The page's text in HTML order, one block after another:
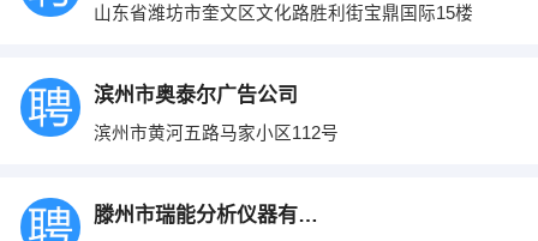
山东省潍坊市奎文区文化路胜利街宝鼎国际15楼
滨州市奥泰尔广告公司
滨州市黄河五路马家小区112号
滕州市瑞能分析仪器有限公司